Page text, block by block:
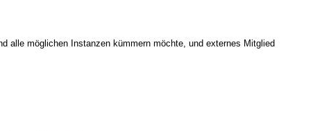
alle möglichen Instanzen kümmern möchte, und externes Mitglied